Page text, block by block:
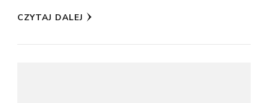
CZYTAJ DALEJ